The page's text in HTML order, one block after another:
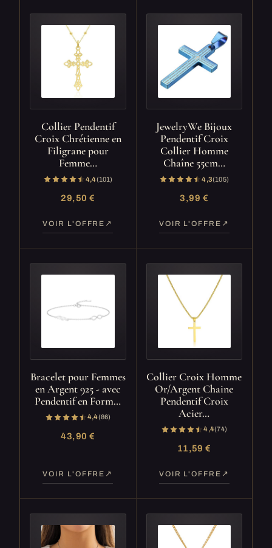
Collier Pendentif
Croix Chrétienne en
Filigrane pour
Femme…
4,4(101)
29,50 €
VOIR L'OFFRE
JewelryWe Bijoux
Pendentif Croix
Collier Homme
Chaîne 55cm…
4,3(105)
3,99 €
VOIR L'OFFRE
Bracelet pour Femmes
en Argent 925 - avec
Pendentif en Form…
4,4(86)
43,90 €
VOIR L'OFFRE
Collier Croix Homme
Or/Argent Chaine
Pendentif Croix
Acier…
4,4(74)
11,59 €
VOIR L'OFFRE